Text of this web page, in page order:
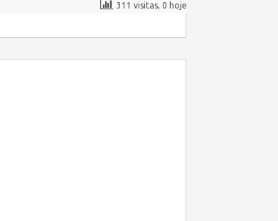
311 visitas, 0 hoje